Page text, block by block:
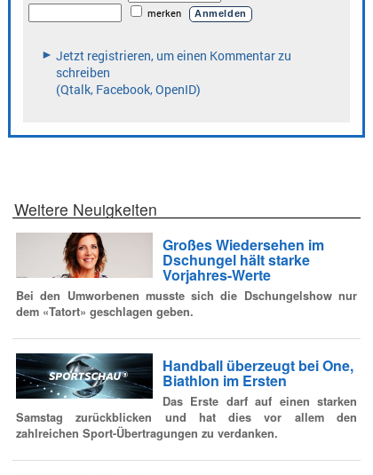
Weitere Neuigkeiten
Großes Wiedersehen im
Dschungel hält starke
Vorjahres-Werte
Bei den Umworbenen musste sich die Dschungelshow nur
dem «Tatort» geschlagen geben.
Handball überzeugt bei One,
Biathlon im Ersten
Das Erste darf auf einen starken
Samstag zurückblicken und hat dies vor allem den
zahlreichen Sport-Übertragungen zu verdanken.